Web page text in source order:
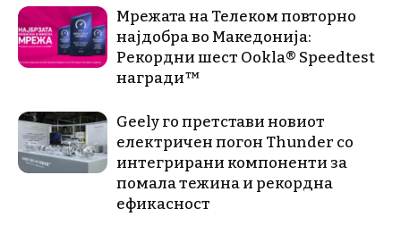
Мрежата на Телеком повторно
најдобра во Македонија:
Рекордни шест Ookla® Speedtest
награди™
Geely го претстави новиот
електричен погон Thunder со
интегрирани компоненти за
помала тежина и рекордна
ефикасност